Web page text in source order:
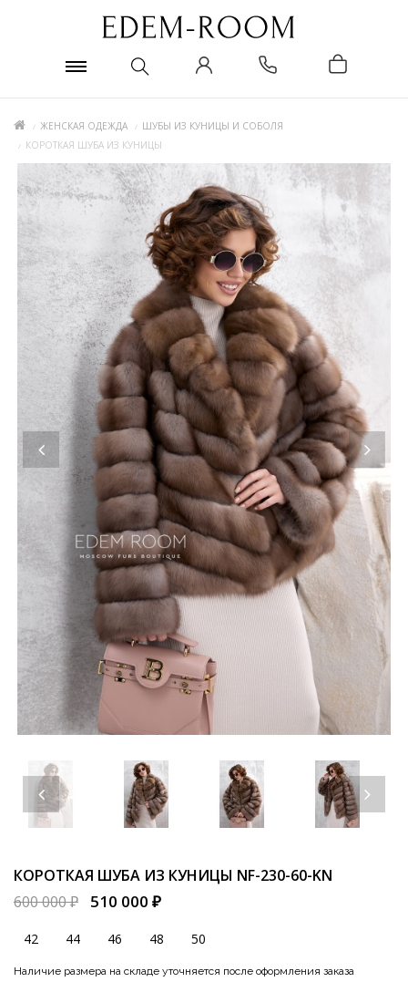
ЖЕНСКАЯ ОДЕЖДА
ШУБЫ ИЗ КУНИЦЫ И СОБОЛЯ
КОРОТКАЯ ШУБА ИЗ КУНИЦЫ
КОРОТКАЯ ШУБА ИЗ КУНИЦЫ NF-230-60-KN
600 000 ₽
510 000 ₽
42 44 46 48 50
Наличие размера на складе уточняется после оформления заказа